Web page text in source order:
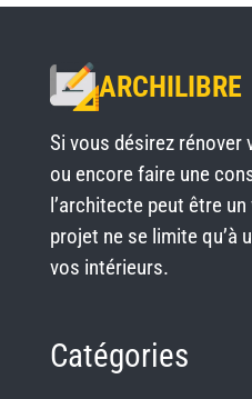
ARCHILIBRE
Si vous désirez rénover
ou encore faire une
l’architecte peut être
projet ne se limite qu’à
vos intérieurs.
Catégories